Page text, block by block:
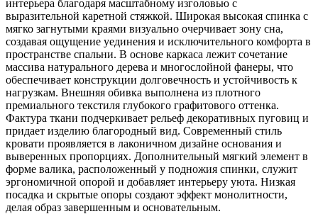
интерьера благодаря масштабному изголовью с
выразительной каретной стяжкой. Широкая высокая спинка с
мягко загнутыми краями визуально очерчивает зону сна,
создавая ощущение уединения и исключительного комфорта в
пространстве спальни. В основе каркаса лежит сочетание
массива натурального дерева и многослойной фанеры, что
обеспечивает конструкции долговечность и устойчивость к
нагрузкам. Внешняя обивка выполнена из плотного
премиального текстиля глубокого графитового оттенка.
Фактура ткани подчеркивает рельеф декоративных пуговиц и
придает изделию благородный вид. Современный стиль
кровати проявляется в лаконичном дизайне основания и
выверенных пропорциях. Дополнительный мягкий элемент в
форме валика, расположенный у подножия спинки, служит
эргономичной опорой и добавляет интерьеру уюта. Низкая
посадка и скрытые опоры создают эффект монолитности,
делая образ завершенным и основательным.